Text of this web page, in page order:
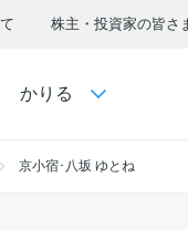
株主・投資家の皆さ
かりる
京小宿･八坂 ゆとね